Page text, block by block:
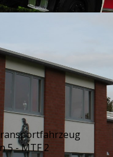
5 - MTF 2